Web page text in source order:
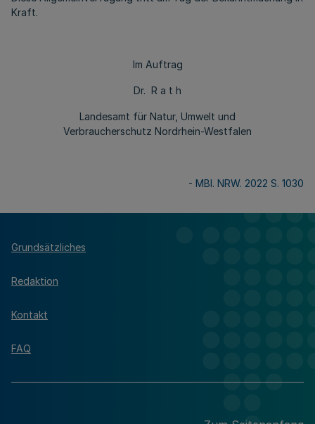
Kraft.
Im Auftrag
Dr. R a t h
Landesamt für Natur, Umwelt und
Verbraucherschutz Nordrhein-Westfalen
- MBl. NRW. 2022 S. 1030
Grundsätzliches
Redaktion
Kontakt
FAQ